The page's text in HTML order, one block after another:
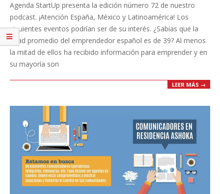
03
Agenda StartUp presenta la edición número 72 de nuestro
podcast. ¡Atención España, México y Latinoamérica! Los
siguientes eventos podrían ser de su interés. ¿Sabías que la
edad promedio del emprendedor español es de 39? Al menos
la mitad de ellos ha recibido información para emprender y en
su mayoría son
LEER MÁS →